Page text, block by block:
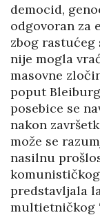
democid,
odgovoran za
zbog
nije mogla
masovne
poput
posebice se
nakon
može se
nasilnu
predstavljala
multietničkog